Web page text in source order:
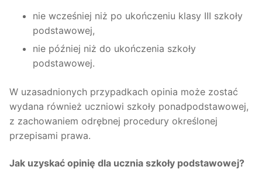
nie wcześniej niż po ukończeniu klasy III szkoły
podstawowej,
nie później niż do ukończenia szkoły
podstawowej.
W uzasadnionych przypadkach opinia może zostać
wydana również uczniowi szkoły ponadpodstawowej,
z zachowaniem odrębnej procedury określonej
przepisami prawa.
Jak uzyskać opinię dla ucznia szkoły podstawowej?